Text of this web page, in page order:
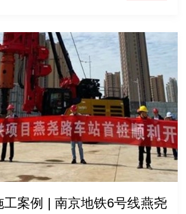
工案例 | 南京地铁6号线燕尧